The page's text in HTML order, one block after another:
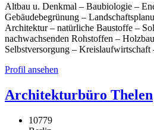
Altbau u. Denkmal – Baubiologie –
Gebäudebegrünung –
Architektur – natürliche Baustoffe –
nachwachsenden Rohstoffen –
Selbstversorgung – Kreislaufwirtschaft
Profil ansehen
Architekturbüro Thelen
10779